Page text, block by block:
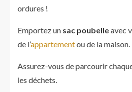
ordures !
Emportez un sac poubelleavec
de l’appartementou de la maison.
Assurez-vous de parcourir
les déchets.